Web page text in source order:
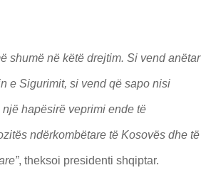
shumë në këtë drejtim. Si vend anëtar
e Sigurimit, si vend që sapo nisi
hapësirë veprimi ende të
ndërkombëtare të Kosovës dhe të
, theksoi presidenti shqiptar.